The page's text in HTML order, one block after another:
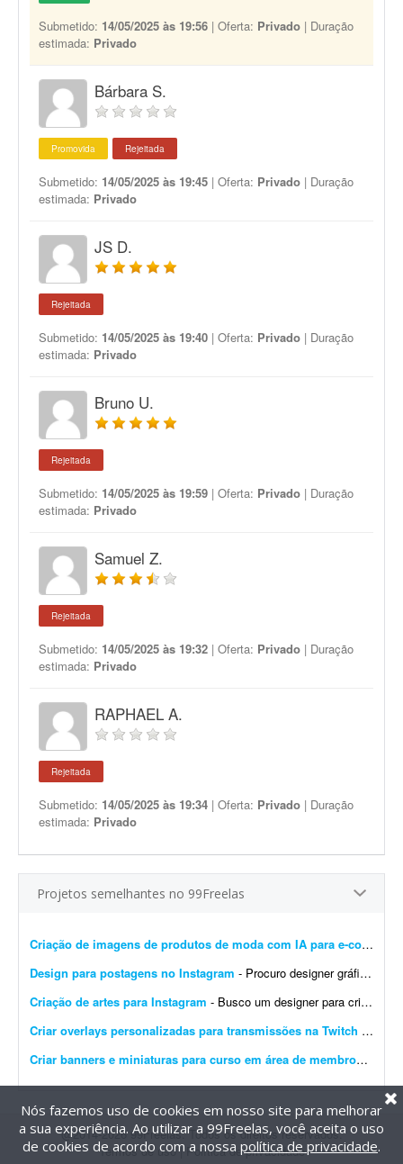
Submetido: 14/05/2025 às 19:56 | Oferta: Privado | Duração
estimada: Privado
Bárbara S.
Promovida Rejeitada
Submetido: 14/05/2025 às 19:45 | Oferta: Privado | Duração
estimada: Privado
JS D.
Rejeitada
Submetido: 14/05/2025 às 19:40 | Oferta: Privado | Duração
estimada: Privado
Bruno U.
Rejeitada
Submetido: 14/05/2025 às 19:59 | Oferta: Privado | Duração
estimada: Privado
Samuel Z.
Rejeitada
Submetido: 14/05/2025 às 19:32 | Oferta: Privado | Duração
estimada: Privado
RAPHAEL A.
Rejeitada
Submetido: 14/05/2025 às 19:34 | Oferta: Privado | Duração
estimada: Privado
Projetos semelhantes no 99Freelas
Criação de imagens de produtos de moda com IA para e-commerce
Design para postagens no Instagram - Procuro designer gráfico para me ajudar nas postagens do meu Instagram profissional. Algumas já foram feitas por mim, mas precisam ser melhoradas. Algumas pretendo manter como est&ati...
Criação de artes para Instagram - Busco um designer para criação de artes para o Instagram. O designer receberá um calendário editorial já pronto, com direcionamento de headlines, subheadlines e ...
Criar overlays personalizadas para transmissões na Twitch
Criar banners e miniaturas para curso em área de membros
-
@2014-2026 99Freelas. Todos os direitos reservados.
Termos de uso| Política de privacidade
Nós fazemos uso de cookies em nosso site para melhorar
a sua experiência. Ao utilizar a 99Freelas, você aceita o uso
de cookies de acordo com a nossa política de privacidade.